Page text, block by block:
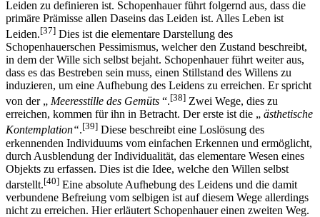
Leiden zu definieren ist. Schopenhauer führt folgernd aus, dass die
primäre Prämisse allen Daseins das Leiden ist. Alles Leben ist
Leiden.[37] Dies ist die elementare Darstellung des
Schopenhauerschen Pessimismus, welcher den Zustand beschreibt,
in dem der Wille sich selbst bejaht. Schopenhauer führt weiter aus,
dass es das Bestreben sein muss, einen Stillstand des Willens zu
induzieren, um eine Aufhebung des Leidens zu erreichen. Er spricht
von der „ Meeresstille des Gemüts “.[38] Zwei Wege, dies zu
erreichen, kommen für ihn in Betracht. Der erste ist die „ ästhetische
Kontemplation“.[39] Diese beschreibt eine Loslösung des
erkennenden Individuums vom einfachen Erkennen und ermöglicht,
durch Ausblendung der Individualität, das elementare Wesen eines
Objekts zu erfassen. Dies ist die Idee, welche den Willen selbst
darstellt.[40] Eine absolute Aufhebung des Leidens und die damit
verbundene Befreiung vom selbigen ist auf diesem Wege allerdings
nicht zu erreichen. Hier erläutert Schopenhauer einen zweiten Weg.